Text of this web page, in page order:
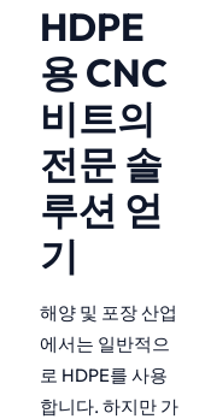
HDPE
용 CNC
비트의
전문 솔
루션 얻
기
해양 및 포장 산업
에서는 일반적으
로 HDPE를 사용
합니다. 하지만 가